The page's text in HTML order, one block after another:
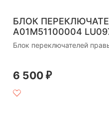
БЛОК
A01M51100004
Блок переключателей
6 500 ₽